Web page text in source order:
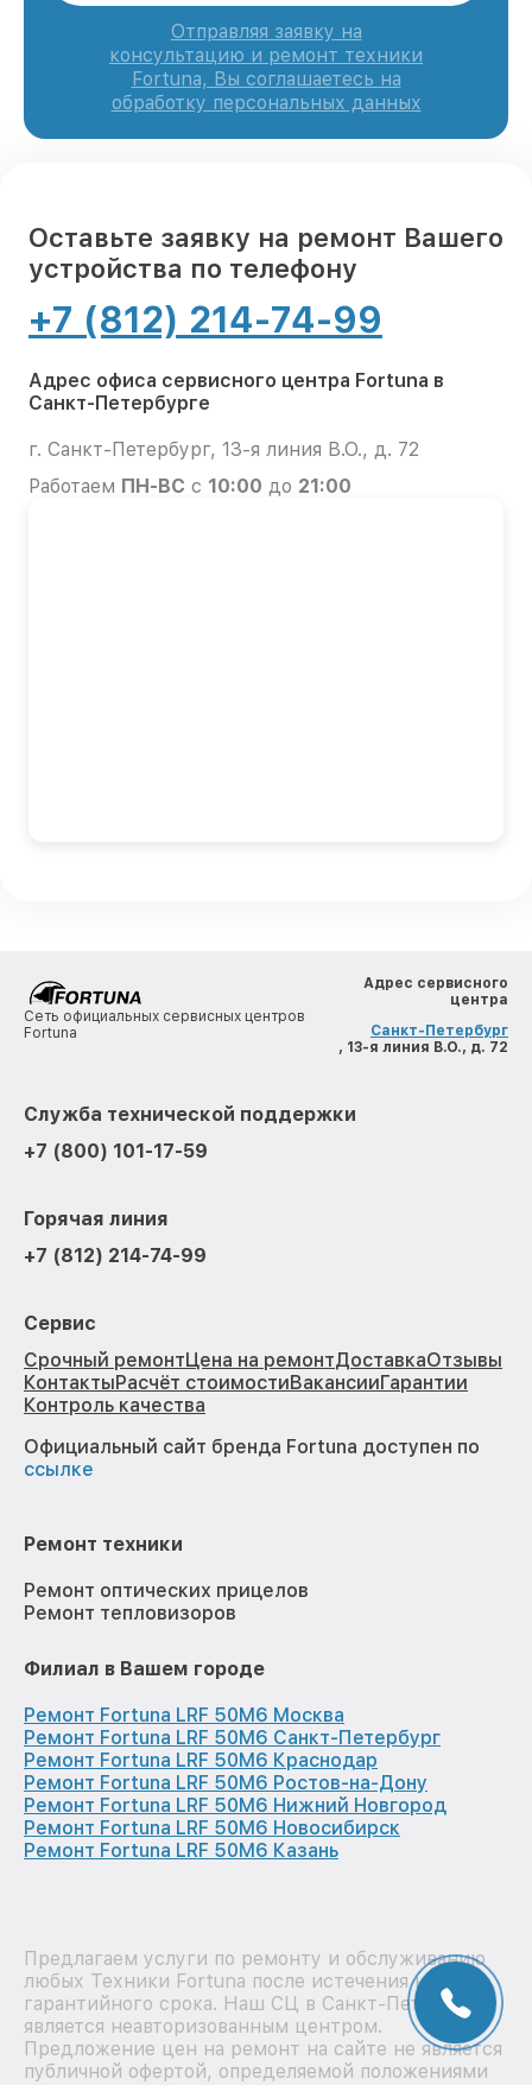
Отправляя заявку на
консультацию и ремонт техники
Fortuna, Вы соглашаетесь на
обработку персональных данных
Оставьте заявку на ремонт Вашего
устройства по телефону
+7 (812) 214-74-99
Адрес офиса сервисного центра Fortuna в
Санкт-Петербурге
г. Санкт-Петербург, 13-я линия В.О., д. 72
Работаем ПН-ВС с 10:00 до 21:00
Сеть официальных сервисных центров
Fortuna
Адрес сервисного
центра
Санкт-Петербург
, 13-я линия В.О., д. 72
Служба технической поддержки
+7 (800) 101-17-59
Горячая линия
+7 (812) 214-74-99
Сервис
Срочный ремонтЦена на ремонтДоставкаОтзывы
КонтактыРасчёт стоимостиВакансииГарантии
Контроль качества
Официальный сайт бренда Fortuna доступен по
ссылке
Ремонт техники
Ремонт оптических прицелов
Ремонт тепловизоров
Филиал в Вашем городе
Ремонт Fortuna LRF 50M6 Москва
Ремонт Fortuna LRF 50M6 Санкт-Петербург
Ремонт Fortuna LRF 50M6 Краснодар
Ремонт Fortuna LRF 50M6 Ростов-на-Дону
Ремонт Fortuna LRF 50M6 Нижний Новгород
Ремонт Fortuna LRF 50M6 Новосибирск
Ремонт Fortuna LRF 50M6 Казань
Предлагаем услуги по ремонту и обслуживанию
любых Техники Fortuna после истечения на них
гарантийного срока. Наш СЦ в Санкт-Петербурге
является неавторизованным центром.
Предложение цен на ремонт на сайте не является
публичной офертой, определяемой положениями